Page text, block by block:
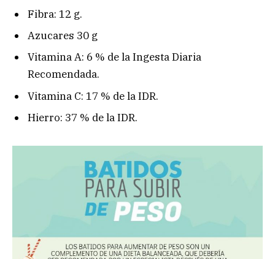
Fibra: 12 g.
Azucares 30 g
Vitamina A: 6 % de la Ingesta Diaria
Recomendada.
Vitamina C: 17 % de la IDR.
Hierro: 37 % de la IDR.